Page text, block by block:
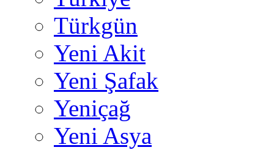
Türkgün
Yeni Akit
Yeni Şafak
Yeniçağ
Yeni Asya